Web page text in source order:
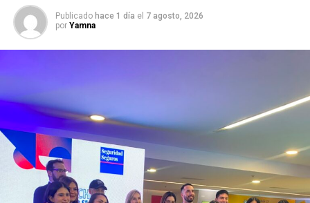
Publicado hace 1 día el 7 agosto, 2026
por Yamna